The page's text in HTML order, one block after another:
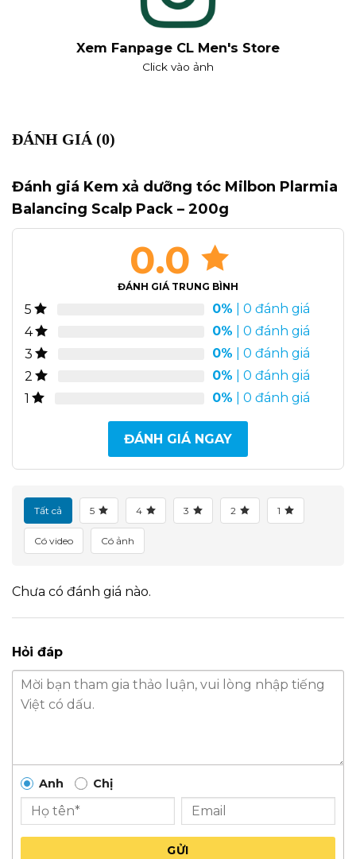
Xem Fanpage CL Men's Store
Click vào ảnh
ĐÁNH GIÁ (0)
Đánh giá Kem xả dưỡng tóc Milbon Plarmia
Balancing Scalp Pack – 200g
0.0
ĐÁNH GIÁ TRUNG BÌNH
5 0% | 0 đánh giá
4
0% | 0 đánh giá
3
0% | 0 đánh giá
2
0% | 0 đánh giá
1
0% | 0 đánh giá
ĐÁNH GIÁ NGAY
Tất cả 5 4 3 2 1
Có video Có ảnh
Chưa có đánh giá nào.
Hỏi đáp
Anh Chị
GỬI